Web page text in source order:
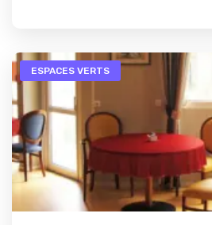
ESPACES VERTS